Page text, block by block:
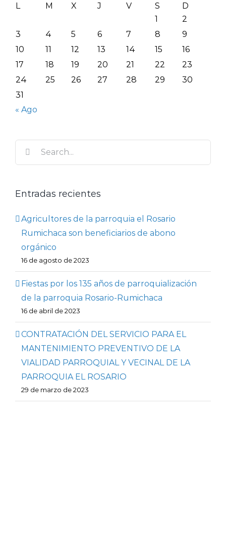
L
M X J V S
D
1
2
3
4 5 6 7 8
9
10
11 12 13 14 15
16
17
18 19 20 21 22
23
24
25 26 27 28 29
30
31
« Ago
Entradas recientes
Agricultores de la parroquia el Rosario
Rumichaca son beneficiarios de abono
orgánico
16 de agosto de 2023
Fiestas por los 135 años de parroquialización
de la parroquia Rosario-Rumichaca
16 de abril de 2023
CONTRATACIÓN DEL SERVICIO PARA EL
MANTENIMIENTO PREVENTIVO DE LA
VIALIDAD PARROQUIAL Y VECINAL DE LA
PARROQUIA EL ROSARIO
29 de marzo de 2023